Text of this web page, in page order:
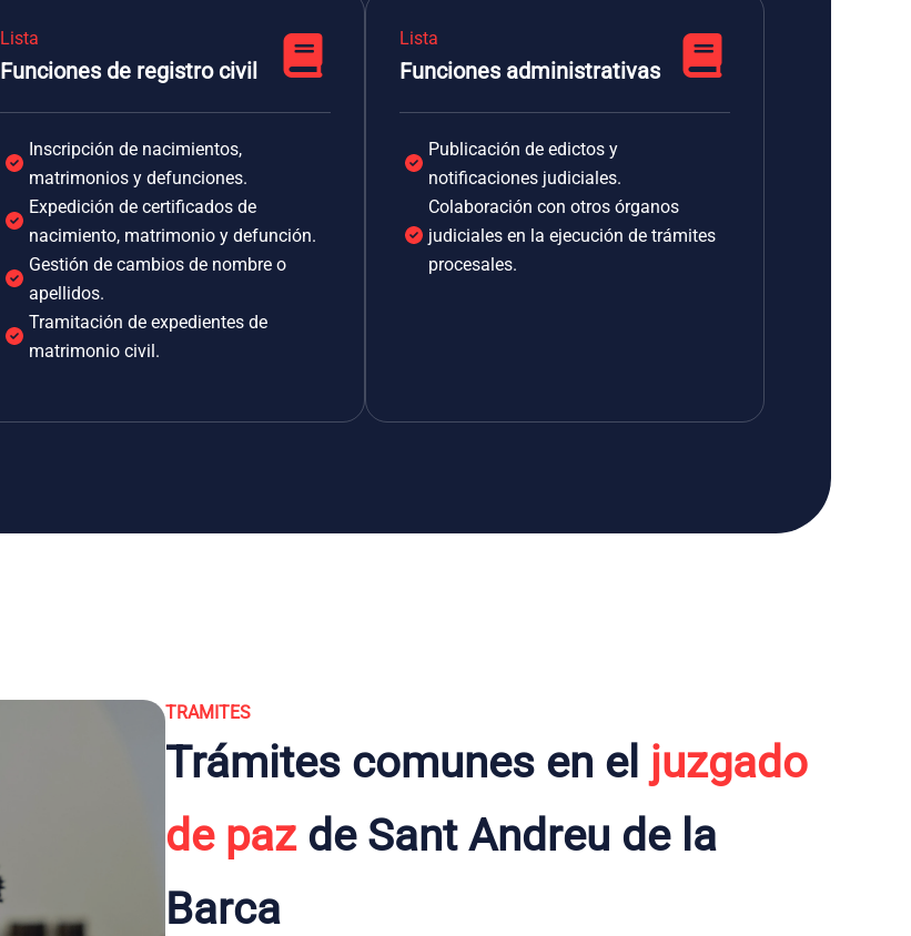
Lista
Funciones de registro civil
Inscripción de nacimientos,
matrimonios y defunciones.
Expedición de certificados de
nacimiento, matrimonio y defunción.
Gestión de cambios de nombre o
apellidos.
Tramitación de expedientes de
matrimonio civil.
Lista
Funciones administrativas
Publicación de edictos y
notificaciones judiciales.
Colaboración con otros órganos
judiciales en la ejecución de trámites
procesales.
TRAMITES
Trámites comunes en el juzgado
de pazde Sant Andreu de la
Barca